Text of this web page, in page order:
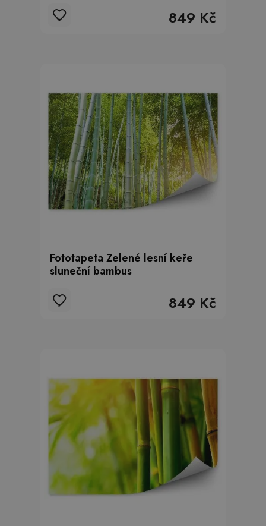
849 Kč
Fototapeta Zelené lesní keře
sluneční bambus
849 Kč